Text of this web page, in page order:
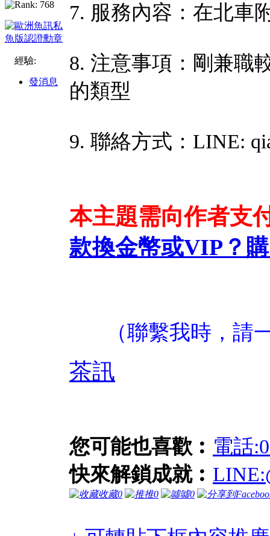
經驗:
發消息
7. 服務內容：在北車
8. 注意事項：剛兼職
的類型
9. 聯絡方式：LINE:
本主題需向作者支
款換金幣或VIP？
（聯繫我時，請
茶訊
您可能也喜歡︰ 電話
快來解鎖成就︰
收藏0 推0 噓0